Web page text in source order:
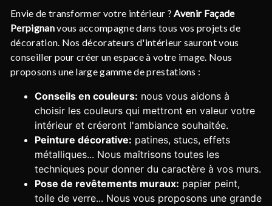
Envie de transformer votre intérieur ?Avenir Façade
Perpignanvous accompagne dans tous vos projets de
décoration. Nos décorateurs d'intérieur sauront vous
conseiller pour créer un espace à votre image. Nous
proposons une large gamme de prestations :
Conseils en couleurs: nous vous aidons à
choisir les couleurs qui mettront en valeur votre
intérieur et créeront l'ambiance souhaitée.
Peinture décorative: patines, stucs, effets
métalliques... Nous maîtrisons toutes les
techniques pour donner du caractère à vos murs.
Pose de revêtements muraux: papier peint,
toile de verre... Nous vous proposons une grande